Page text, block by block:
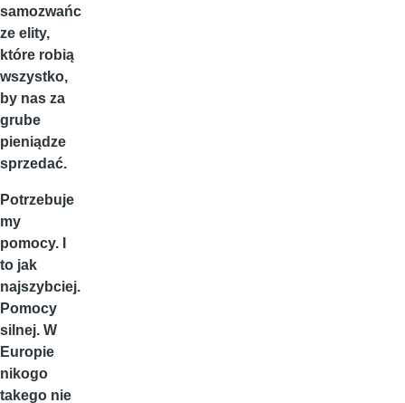
samozwańc
ze elity,
które robią
wszystko,
by nas za
grube
pieniądze
sprzedać.
Potrzebuje
my
pomocy. I
to jak
najszybciej.
Pomocy
silnej. W
Europie
nikogo
takego nie